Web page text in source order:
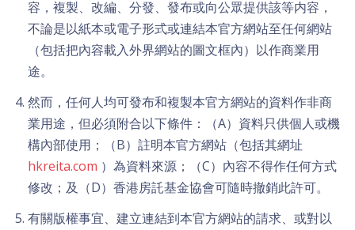
容，複製、改編、分發、發布或向公眾提供該等内容，
不論是以紙本或電子形式或連結本官方網站至任何網站
（包括把內容載入外界網站的圖文框內）以作商業用
途。
然而，任何人均可發布和複製本官方網站的資料作非商
業用途，但必須附合以下條件：（A）資料只供個人或機
構內部使用；（B）註明本官方網站（包括其網址
hkreita.com ）為資料來源；（C）內容不得作任何方式
修改；及（D）香港房託基金協會可隨時撤銷此許可。
有關版權事宜、建立連結到本官方網站的請求、或對以